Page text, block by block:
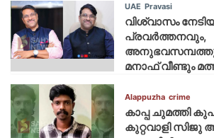
UAE Pravasi
വിശ്വാസം
പ്രവർത്തനവും,
മനാഫ് വീണ്ടും
Alappuzha crime
കാപ്പ ചുമത്തി
കുറ്റവാളി